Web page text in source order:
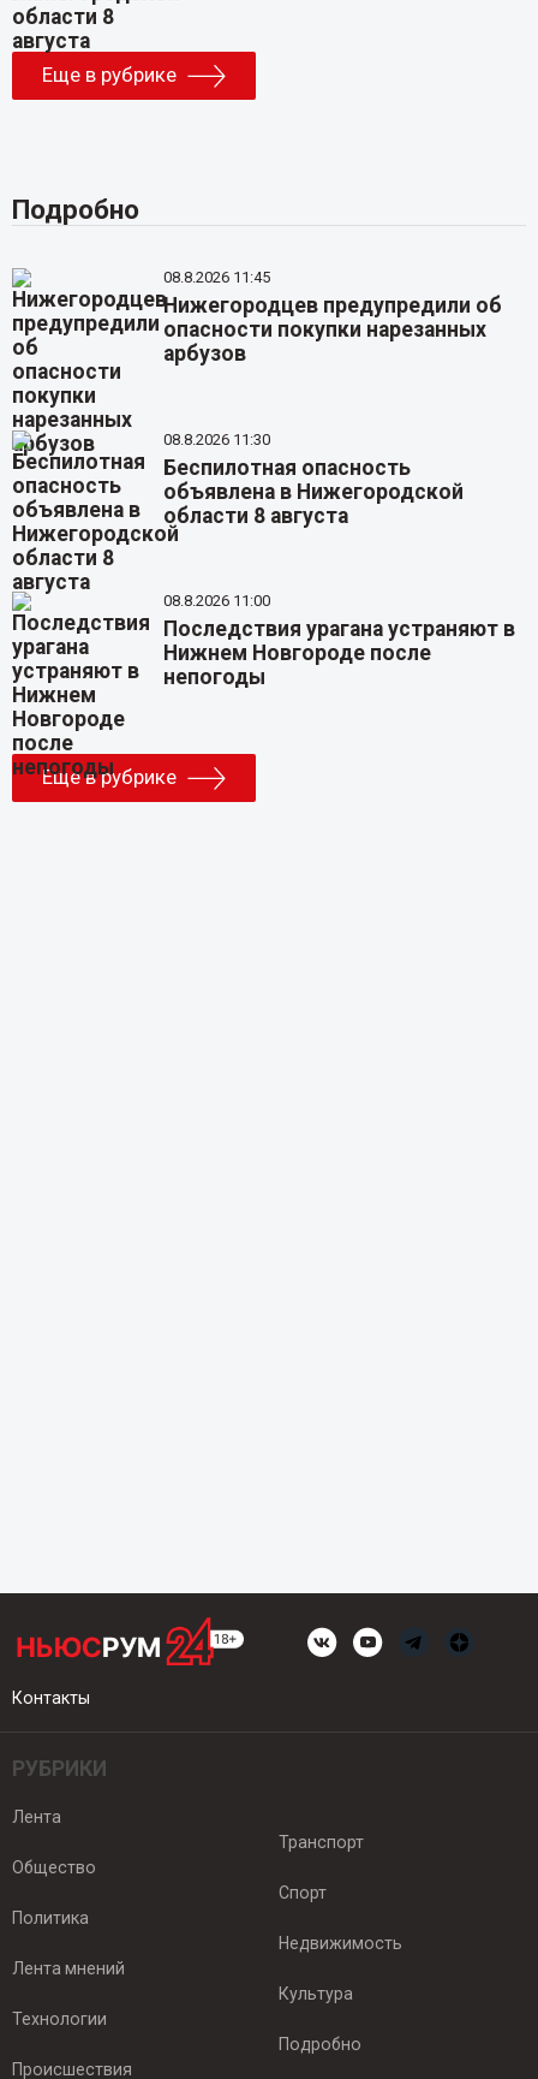
Еще в рубрике
Подробно
08.8.2026 11:45
Нижегородцев предупредили об
опасности покупки нарезанных
арбузов
08.8.2026 11:30
Беспилотная опасность
объявлена в Нижегородской
области 8 августа
08.8.2026 11:00
Последствия урагана устраняют в
Нижнем Новгороде после
непогоды
Еще в рубрике
Контакты
РУБРИКИ
Лента
Общество
Политика
Лента мнений
Технологии
Происшествия
Транспорт
Спорт
Недвижимость
Культура
Подробно